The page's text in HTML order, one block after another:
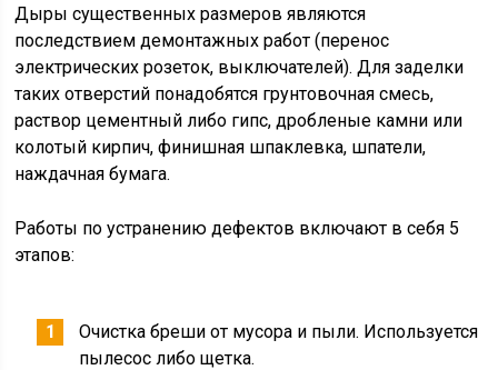
Дыры существенных размеров являются
последствием демонтажных работ (перенос
электрических розеток, выключателей). Для заделки
таких отверстий понадобятся грунтовочная смесь,
раствор цементный либо гипс, дробленые камни или
колотый кирпич, финишная шпаклевка, шпатели,
наждачная бумага.
Работы по устранению дефектов включают в себя 5
этапов:
Очистка бреши от мусора и пыли. Используется
пылесос либо щетка.